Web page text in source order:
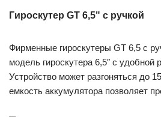
Гироскутер GT 6,5" с ручкой
Фирменные гироскутеры GT 6,5 с
модель гироскутера 6,5″ с удобной
Устройство может разгоняться до
емкость аккумулятора позволяет